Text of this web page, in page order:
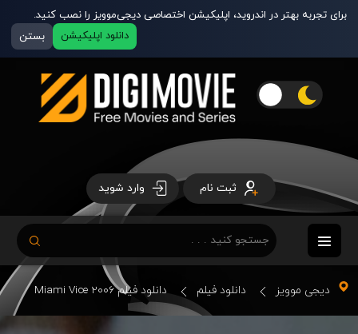
برای تجربه بهتر در اندروید، اپلیکیشن اختصاصی دیجی‌موویز را نصب کنید.
دانلود اپلیکیشن
بستن
ثبت نام وارد شوید
دیجی موویز دانلود فیلم دانلود فیلم Miami Vice 2006